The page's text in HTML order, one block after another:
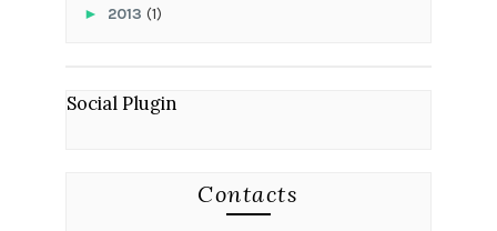
► 2013 (1)
Social Plugin
Contacts